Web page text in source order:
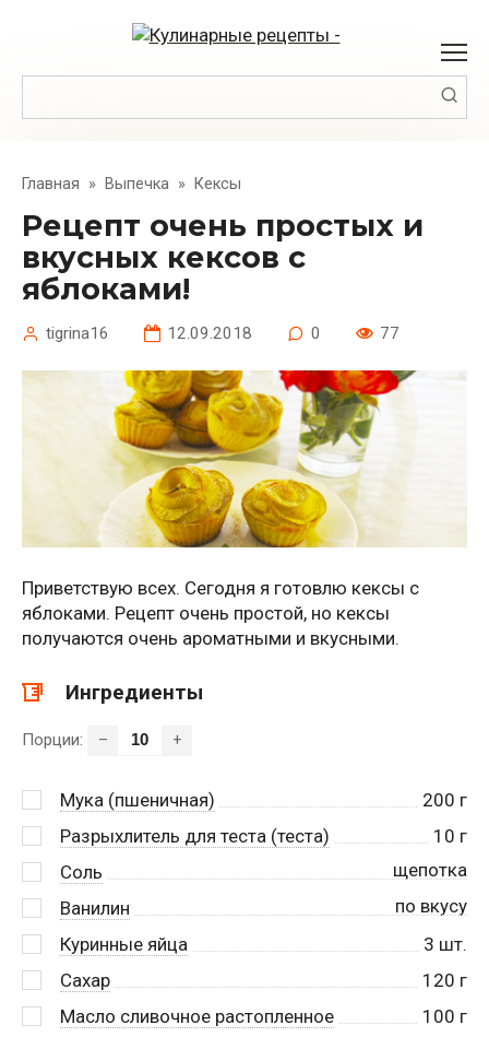
Главная » Выпечка » Кексы
Рецепт очень простых и
вкусных кексов с
яблоками!
tigrina16 12.09.2018 0 77
Приветствую всех. Сегодня я готовлю кексы с
яблоками. Рецепт очень простой, но кексы
получаются очень ароматными и вкусными.
Ингредиенты
Порции: – +
Мука (пшеничная) 200 г
Разрыхлитель для теста (теста)
10 г
Соль
щепотка
Ванилин
по вкусу
Куринные яйца
3 шт.
Сахар
120 г
Масло сливочное растопленное
100 г